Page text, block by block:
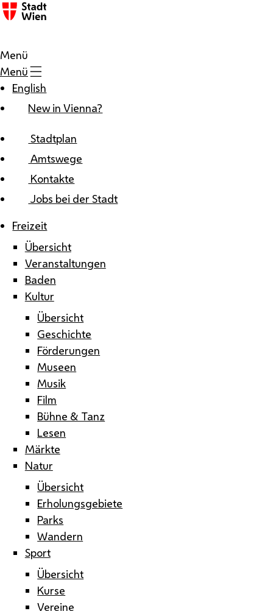
Zum Inhalt
Menü
Menü
English
New in Vienna?
Stadtplan
Amtswege
Kontakte
Jobs bei der Stadt
Freizeit
Übersicht
Veranstaltungen
Baden
Kultur
Übersicht
Geschichte
Förderungen
Museen
Musik
Film
Bühne & Tanz
Lesen
Märkte
Natur
Übersicht
Erholungsgebiete
Parks
Wandern
Sport
Übersicht
Kurse
Vereine